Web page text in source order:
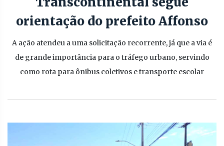
orientação do prefeito Affonso
A ação atendeu a uma solicitação recorrente, já que a via é
de grande importância para o tráfego urbano, servindo
como rota para ônibus coletivos e transporte escolar